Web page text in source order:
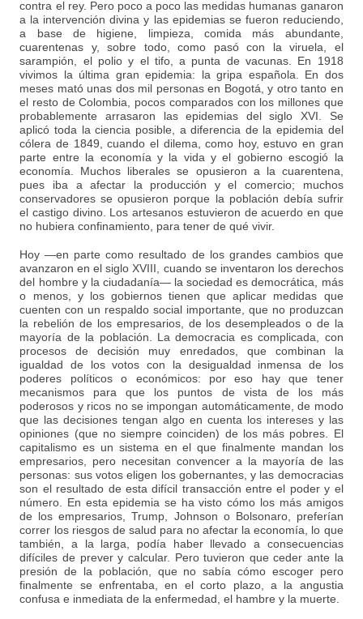
contra el rey. Pero poco a poco las medidas humanas ganaron
a la intervención divina y las epidemias se fueron reduciendo,
a base de higiene, limpieza, comida más abundante,
cuarentenas y, sobre todo, como pasó con la viruela, el
sarampión, el polio y el tifo, a punta de vacunas. En 1918
vivimos la última gran epidemia: la gripa española. En dos
meses mató unas dos mil personas en Bogotá, y otro tanto en
el resto de Colombia, pocos comparados con los millones que
probablemente arrasaron las epidemias del siglo XVI. Se
aplicó toda la ciencia posible, a diferencia de la epidemia del
cólera de 1849, cuando el dilema, como hoy, estuvo en gran
parte entre la economía y la vida y el gobierno escogió la
economía. Muchos liberales se opusieron a la cuarentena,
pues iba a afectar la producción y el comercio; muchos
conservadores se opusieron porque la población debía sufrir
el castigo divino. Los artesanos estuvieron de acuerdo en que
no hubiera confinamiento, para tener de qué vivir.
Hoy —en parte como resultado de los grandes cambios que
avanzaron en el siglo XVIII, cuando se inventaron los derechos
del hombre y la ciudadanía— la sociedad es democrática, más
o menos, y los gobiernos tienen que aplicar medidas que
cuenten con un respaldo social importante, que no produzcan
la rebelión de los empresarios, de los desempleados o de la
mayoría de la población. La democracia es complicada, con
procesos de decisión muy enredados, que combinan la
igualdad de los votos con la desigualdad inmensa de los
poderes políticos o económicos: por eso hay que tener
mecanismos para que los puntos de vista de los más
poderosos y ricos no se impongan automáticamente, de modo
que las decisiones tengan algo en cuenta los intereses y las
opiniones (que no siempre coinciden) de los más pobres. El
capitalismo es un sistema en el que finalmente mandan los
empresarios, pero necesitan convencer a la mayoría de las
personas: sus votos eligen los gobernantes, y las democracias
son el resultado de esta difícil transacción entre el poder y el
número. En esta epidemia se ha visto cómo los más amigos
de los empresarios, Trump, Johnson o Bolsonaro, preferían
correr los riesgos de salud para no afectar la economía, lo que
también, a la larga, podía haber llevado a consecuencias
difíciles de prever y calcular. Pero tuvieron que ceder ante la
presión de la población, que no sabía cómo escoger pero
finalmente se enfrentaba, en el corto plazo, a la angustia
confusa e inmediata de la enfermedad, el hambre y la muerte.